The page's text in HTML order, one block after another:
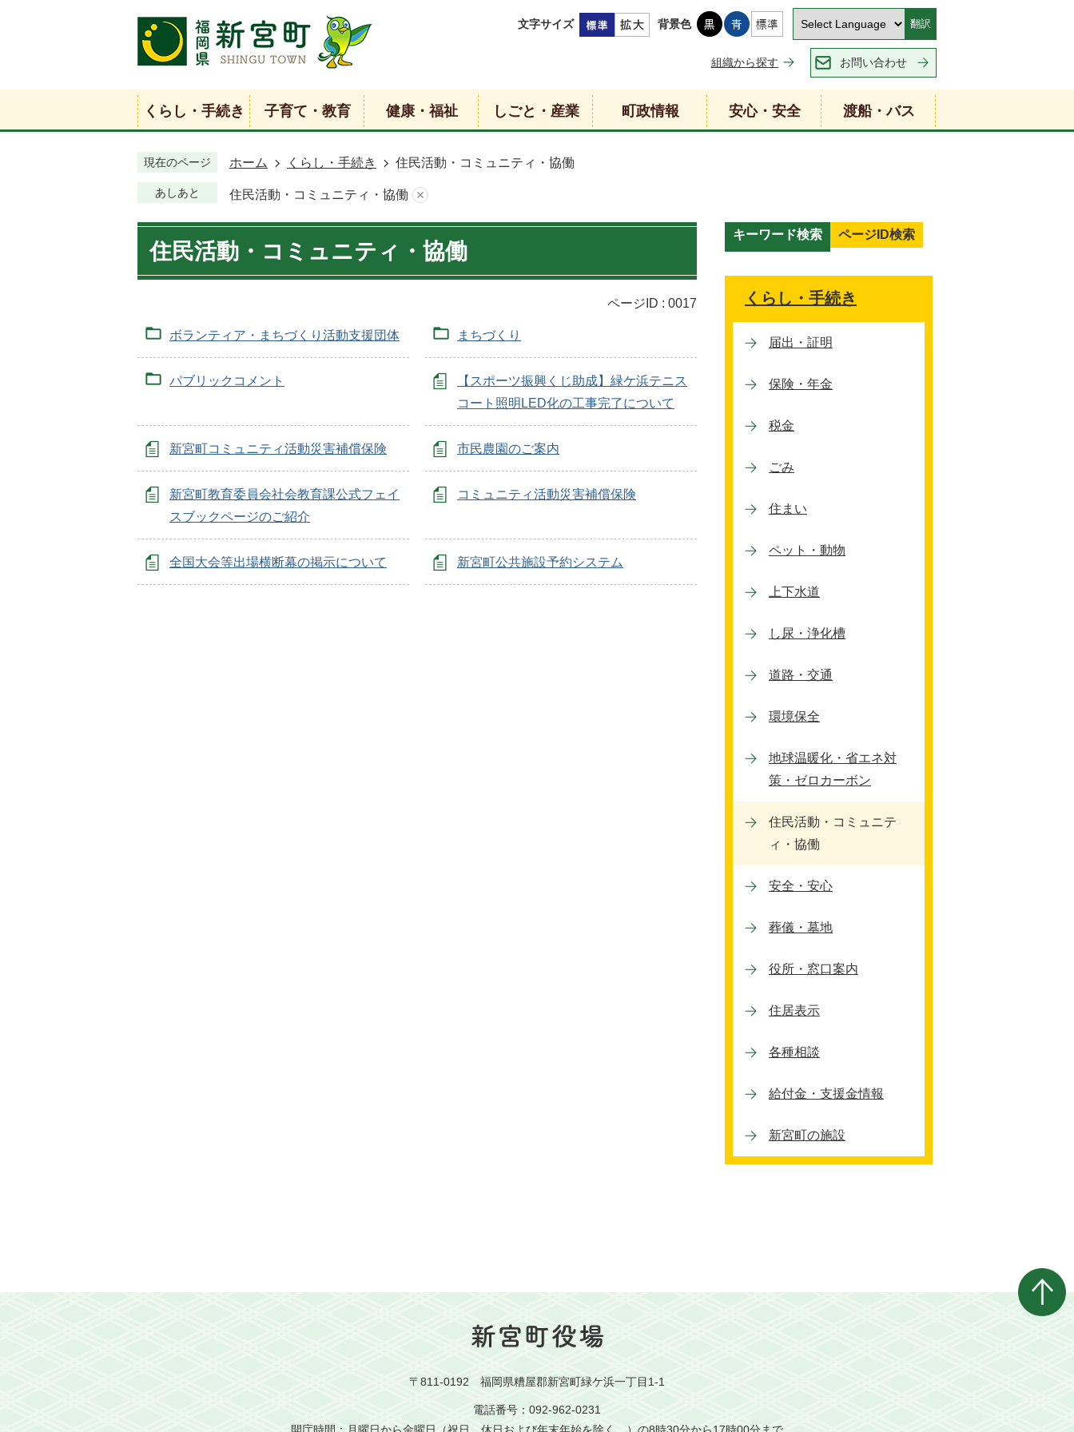
文字サイズ 背景色 翻訳
組織から探す お問い合わせ
くらし・手続き 子育て・教育 健康・福祉 しごと・産業 町政情報 安心・安全 渡船・バス
現在のページ ホーム くらし・手続き 住民活動・コミュニティ・協働
あしあと 住民活動・コミュニティ・協働
住民活動・コミュニティ・協働
ページID : 0017
ボランティア・まちづくり活動支援団体 まちづくり
パブリックコメント
【スポーツ振興くじ助成】緑ケ浜テニス
コート照明LED化の工事完了について
新宮町コミュニティ活動災害補償保険 市民農園のご案内
新宮町教育委員会社会教育課公式フェイ
スブックページのご紹介
コミュニティ活動災害補償保険
全国大会等出場横断幕の掲示について 新宮町公共施設予約システム
キーワード検索
ページID検索
ー
ド
くらし・手続き
届出・証明
保険・年金
税金
ごみ
住まい
ペット・動物
上下水道
し尿・浄化槽
道路・交通
環境保全
地球温暖化・省エネ対
策・ゼロカーボン
住民活動・コミュニテ
ィ・協働
安全・安心
葬儀・墓地
役所・窓口案内
住居表示
各種相談
給付金・支援金情報
新宮町の施設
〒811-0192 福岡県糟屋郡新宮町緑ケ浜一丁目1-1
電話番号：092-962-0231